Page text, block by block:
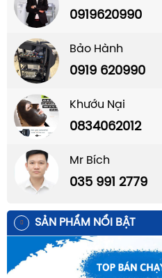
0919620990
Bảo Hành
0919 620990
Khướu Nại
0834062012
Mr Bích
035 991 2779
SẢN PHẨM NỔI BẬT